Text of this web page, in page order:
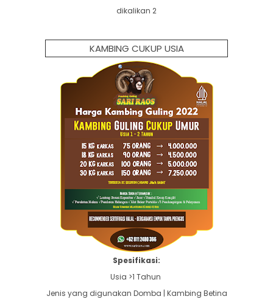
dikalikan 2
KAMBING CUKUP USIA
Spesifikasi:
Usia >1 Tahun
Jenis yang digunakan Domba | Kambing Betina